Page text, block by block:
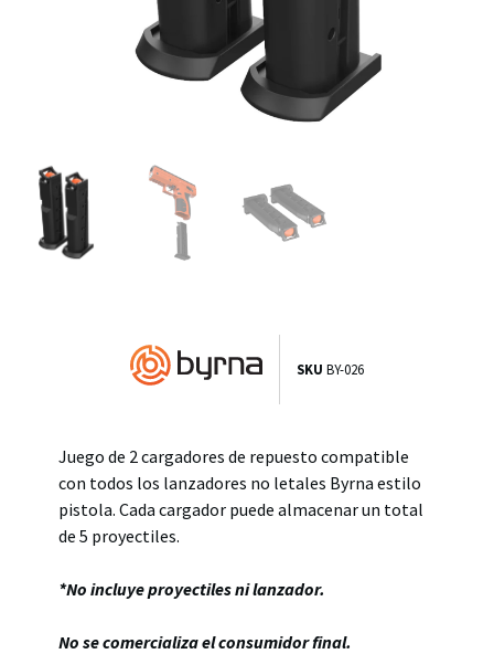
SKU BY-026
Juego de 2 cargadores de repuesto compatible
con todos los lanzadores no letales Byrna estilo
pistola. Cada cargador puede almacenar un total
de 5 proyectiles.
*No incluye proyectiles ni lanzador.
No se comercializa el consumidor final.